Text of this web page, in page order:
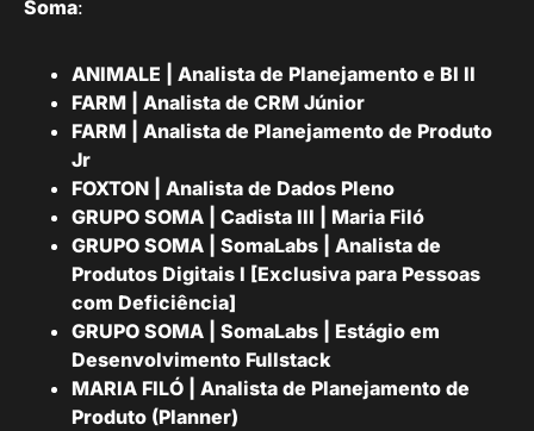
Soma:
ANIMALE | Analista de Planejamento e BI II
FARM | Analista de CRM Júnior
FARM | Analista de Planejamento de Produto
Jr
FOXTON | Analista de Dados Pleno
GRUPO SOMA | Cadista III | Maria Filó
GRUPO SOMA | SomaLabs | Analista de
Produtos Digitais I [Exclusiva para Pessoas
com Deficiência]
GRUPO SOMA | SomaLabs | Estágio em
Desenvolvimento Fullstack
MARIA FILÓ | Analista de Planejamento de
Produto (Planner)